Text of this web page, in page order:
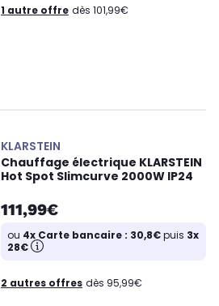
1 autre offre dès 101,99€
KLARSTEIN
Chauffage électrique KLARSTEIN
Hot Spot Slimcurve 2000W IP24
111,99€
ou 4x Carte bancaire : 30,8€puis 3x
28€
2 autres offres dès 95,99€